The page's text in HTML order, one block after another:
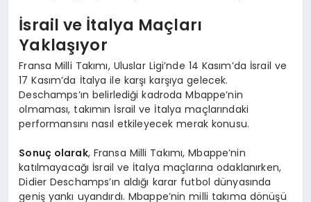
İsrail ve İtalya Maçları
Yaklaşıyor
Fransa Milli Takımı, Uluslar Ligi’nde 14 Kasım’da İsrail ve
17 Kasım’da İtalya ile karşı karşıya gelecek.
Deschamps’ın belirlediği kadroda Mbappe’nin
olmaması, takımın İsrail ve İtalya maçlarındaki
performansını nasıl etkileyecek merak konusu.
Sonuç olarak, Fransa Milli Takımı, Mbappe’nin
katılmayacağı İsrail ve İtalya maçlarına odaklanırken,
Didier Deschamps’ın aldığı karar futbol dünyasında
geniş yankı uyandırdı. Mbappe’nin milli takıma dönüşü